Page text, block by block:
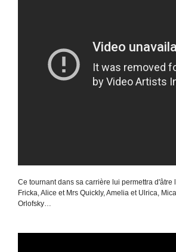
Ce tournant dans sa carrière lui permettra
Fricka, Alice et Mrs Quickly, Amelia et Ulrica,
Orlofsky…